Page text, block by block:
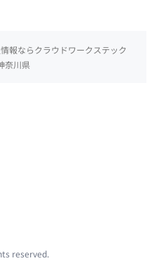
報ならクラウドワークステック
奈川県
reserved.